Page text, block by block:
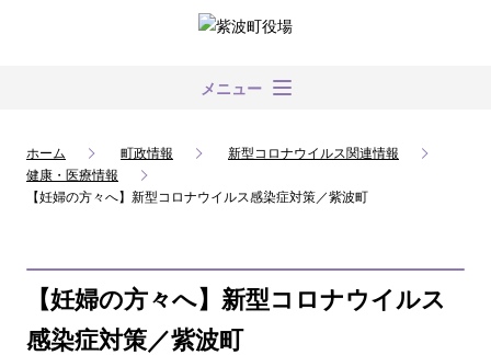
メニュー
ホーム 町政情報
新型コロナウイルス関連情報
健康・医療情報
【妊婦の方々へ】新型コロナウイルス感染症対策／紫波町
【妊婦の方々へ】新型コロナウイルス
感染症対策／紫波町